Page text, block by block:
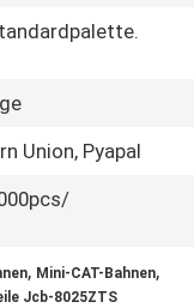
Union, Pyapal
, Mini-CAT-Bahnen,
Jcb-8025ZTS